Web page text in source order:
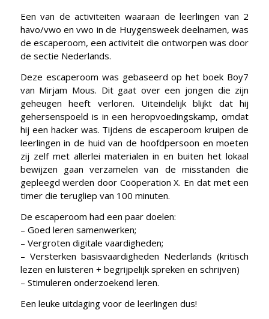
Een van de activiteiten waaraan de leerlingen van 2
havo/vwo en vwo in de Huygensweek deelnamen, was
de escaperoom, een activiteit die ontworpen was door
de sectie Nederlands.
Deze escaperoom was gebaseerd op het boek Boy7
van Mirjam Mous. Dit gaat over een jongen die zijn
geheugen heeft verloren. Uiteindelijk blijkt dat hij
gehersenspoeld is in een heropvoedingskamp, omdat
hij een hacker was. Tijdens de escaperoom kruipen de
leerlingen in de huid van de hoofdpersoon en moeten
zij zelf met allerlei materialen in en buiten het lokaal
bewijzen gaan verzamelen van de misstanden die
gepleegd werden door Coöperation X. En dat met een
timer die terugliep van 100 minuten.
De escaperoom had een paar doelen:
– Goed leren samenwerken;
– Vergroten digitale vaardigheden;
– Versterken basisvaardigheden Nederlands (kritisch
lezen en luisteren + begrijpelijk spreken en schrijven)
– Stimuleren onderzoekend leren.
Een leuke uitdaging voor de leerlingen dus!